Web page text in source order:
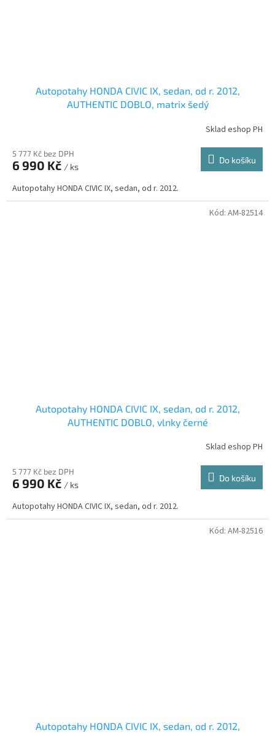
Autopotahy HONDA CIVIC IX, sedan, od r. 2012,
AUTHENTIC DOBLO, matrix šedý
Sklad eshop PH
5 777 Kč bez DPH
6 990 Kč / ks
Do košíku
Autopotahy HONDA CIVIC IX, sedan, od r. 2012.
Autopotahy HONDA CIVIC IX, sedan, od r. 2012,
AUTHENTIC DOBLO, vlnky černé
Sklad eshop PH
5 777 Kč bez DPH
6 990 Kč / ks
Do košíku
Autopotahy HONDA CIVIC IX, sedan, od r. 2012.
Kód: AM-82514
Autopotahy HONDA CIVIC IX, sedan, od r. 2012,
Kód: AM-82516